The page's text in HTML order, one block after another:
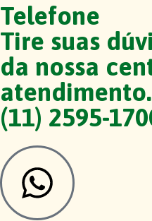
Telefone
Tire suas
da nossa
atendimento.
(11) 2595-